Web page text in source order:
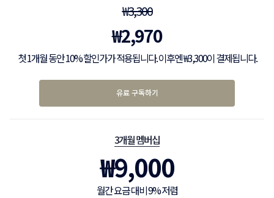
₩3,300
₩2,970
첫 1개월 동안 10% 할인가가 적용됩니다. 이후엔 ₩3,300이 결제됩니다.
유료 구독하기
3개월 멤버십
₩9,000
월간 요금 대비 9% 저렴